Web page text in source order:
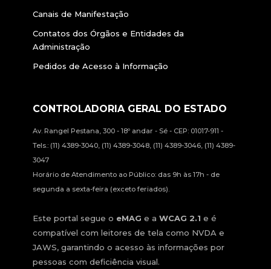
Canais de Manifestação
Contatos dos Órgãos e Entidades da
Administração
Pedidos de Acesso à Informação
CONTROLADORIA GERAL DO ESTADO
Av. Rangel Pestana, 300 - 18º andar - Sé - CEP: 01017-911 -
Tels.: (11) 4389-3040, (11) 4389-3048, (11) 4389-3046, (11) 4389-
3047
Horário de Atendimento ao Público: das 9h às 17h - de
segunda a sexta-feira (exceto feriados).
Este portal segue o eMAG e a WCAG 2.1 e é
compatível com leitores de tela como NVDA e
JAWS, garantindo o acesso às informações por
pessoas com deficiência visual.